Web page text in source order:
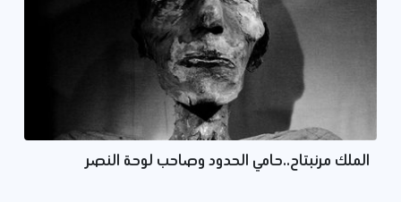
الملك مرنبتاح..حامي الحدود وصاحب لوحة النصر